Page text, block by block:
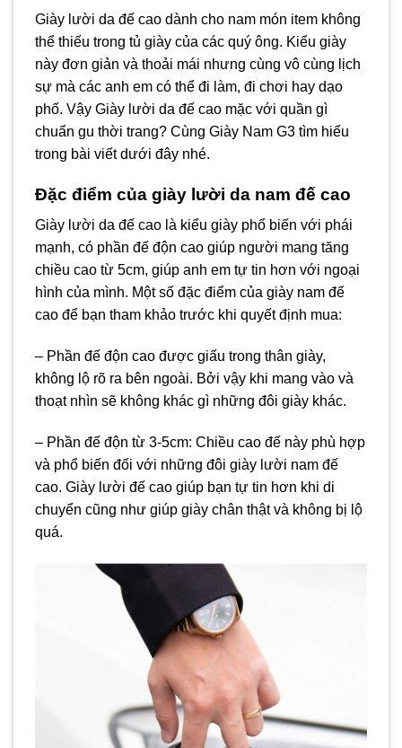
Giày lười da đế cao dành cho nam món item không
thể thiếu trong tủ giày của các quý ông. Kiểu giày
này đơn giản và thoải mái nhưng cùng vô cùng lịch
sự mà các anh em có thể đi làm, đi chơi hay dạo
phố. Vậy Giày lười da đế cao mặc với quần gì
chuẩn gu thời trang? Cùng Giày Nam G3 tìm hiểu
trong bài viết dưới đây nhé.
Đặc điểm của giày lười da nam đế cao
Giày lười da đế cao là kiểu giày phổ biến với phái
mạnh, có phần đế độn cao giúp người mang tăng
chiều cao từ 5cm, giúp anh em tự tin hơn với ngoại
hình của mình. Một số đặc điểm của giày nam đế
cao để bạn tham khảo trước khi quyết định mua:
– Phần đế độn cao được giấu trong thân giày,
không lộ rõ ra bên ngoài. Bởi vậy khi mang vào và
thoạt nhìn sẽ không khác gì những đôi giày khác.
– Phần đế độn từ 3-5cm: Chiều cao đế này phù hợp
và phổ biến đối với những đôi giày lười nam đế
cao. Giày lười đế cao giúp bạn tự tin hơn khi di
chuyển cũng như giúp giày chân thật và không bị lộ
quá.